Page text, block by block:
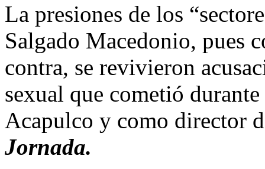
La presiones de los
Salgado Macedonio, pues
contra, se revivieron
sexual que cometió
Acapulco y como director
Jornada.